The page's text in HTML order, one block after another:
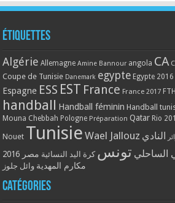
Étiquettes
Algérie Allemagne Amine Bannour angola CA
Coupe de Tunisie Danemark egypte Egypte 2016
Espagne ESS EST France France 2017
handball Handball féminin Handball
Mouna Chebbah Pologne Préparation Qatar Rio
Nouet Tunisie Wael Jallouz النادي
الساحلي تونس كرة اليد النسائية مصر 2016
مكارم المهدية وائل جلوز
Catégories